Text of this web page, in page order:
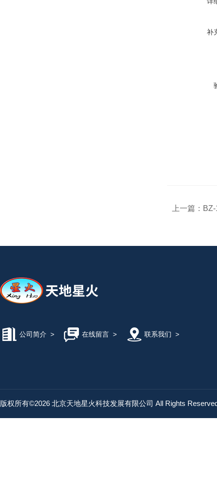
补
上一篇：
公司简介 > 在线留言> 联系我们 >
版权所有©2026 北京天地星火科技发展有限公司 All Rights